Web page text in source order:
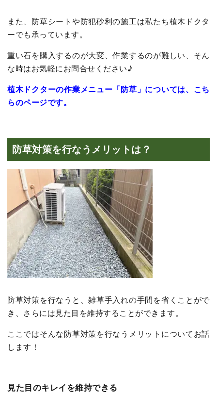
また、防草シートや防犯砂利の施工は私たち植木ドクタ
ーでも承っています。
重い石を購入するのが大変、作業するのが難しい、そん
な時はお気軽にお問合せください♪
植木ドクターの作業メニュー「防草」については、こち
らのページです。
防草対策を行なうメリットは？
防草対策を行なうと、雑草手入れの手間を省くことがで
き、さらには見た目を維持することができます。
ここではそんな防草対策を行なうメリットについてお話
します！
見た目のキレイを維持できる